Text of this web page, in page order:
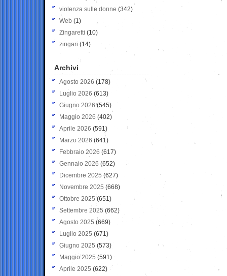
violenza sulle donne (342)
Web (1)
Zingaretti (10)
zingari (14)
Archivi
Agosto 2026 (178)
Luglio 2026 (613)
Giugno 2026 (545)
Maggio 2026 (402)
Aprile 2026 (591)
Marzo 2026 (641)
Febbraio 2026 (617)
Gennaio 2026 (652)
Dicembre 2025 (627)
Novembre 2025 (668)
Ottobre 2025 (651)
Settembre 2025 (662)
Agosto 2025 (669)
Luglio 2025 (671)
Giugno 2025 (573)
Maggio 2025 (591)
Aprile 2025 (622)